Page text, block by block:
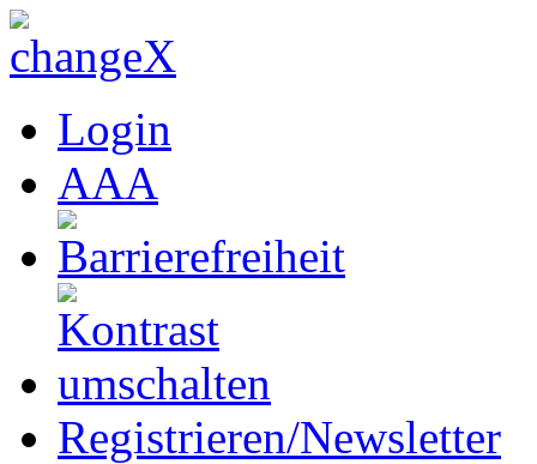
Login
AAA
Registrieren/Newsletter